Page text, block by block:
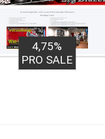
4,75%
PRO SALE